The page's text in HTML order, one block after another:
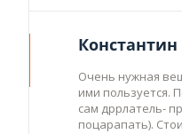
Константин
Очень нужная
ими пользуется.
сам дррлатель-
поцарапать).